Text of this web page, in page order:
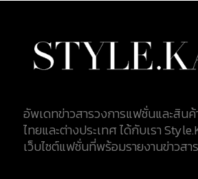
อัพเดทข่าวสารวงการแฟชั่นและสิน
ไทยและต่างประเทศ ได้กับเรา
เว็บไซต์แฟชั่นที่พร้อมรายงานข่าวส